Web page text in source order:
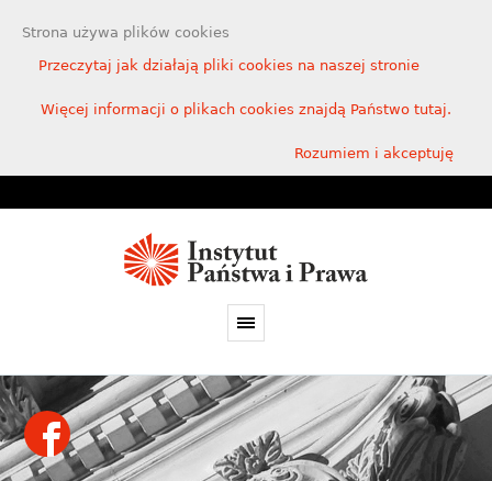
Strona używa plików cookies
Przeczytaj jak działają pliki cookies na naszej stronie
Więcej informacji o plikach cookies znajdą Państwo tutaj.
Rozumiem i akceptuję